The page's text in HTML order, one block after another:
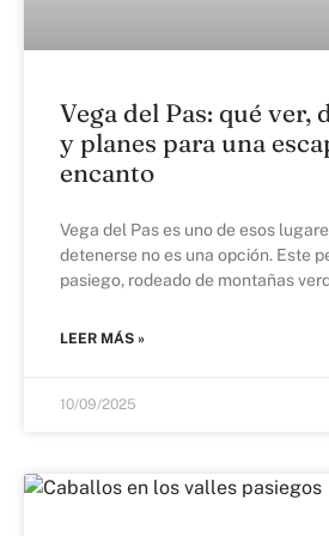
Vega del Pas: qué ver,
y planes para una
encanto
Vega del Pas es uno de esos
detenerse no es una opción. Este
pasiego, rodeado de montañas
LEER MÁS »
10/09/2025